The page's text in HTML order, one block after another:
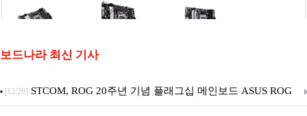
보드나라 최신 기사
[12/28] STCOM, ROG 20주년 기념 플래그십 메인보드 ASUS ROG